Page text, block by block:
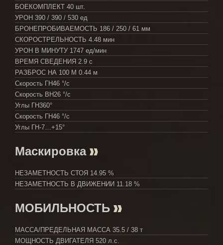
БОЕКОМПЛЕКТ 40 шт.
УРОН 390 / 390 / 530 ед
БРОНЕПРОБИВАЕМОСТЬ 186 / 250 / 61 мм
СКОРОСТРЕЛЬНОСТЬ 4.48 мин
УРОН В МИНУТУ 1747 ед/мин
ВРЕМЯ СВЕДЕНИЯ 2.9 с
РАЗБРОС НА 100 М 0.44 м
Скорость ГН46 °/с
Скорость ВН26 °/с
Углы ГН360°
Скорость ГН46 °/с
Углы ГН-7…+15°
Маскировка
НЕЗАМЕТНОСТЬ СТОЯ 14.95 %
НЕЗАМЕТНОСТЬ В ДВИЖЕНИИ 11.18 %
МОБИЛЬНОСТЬ
МАССА/ПРЕДЕЛЬНАЯ МАССА 35.5 / 38 т
МОЩНОСТЬ ДВИГАТЕЛЯ 520 л.с.